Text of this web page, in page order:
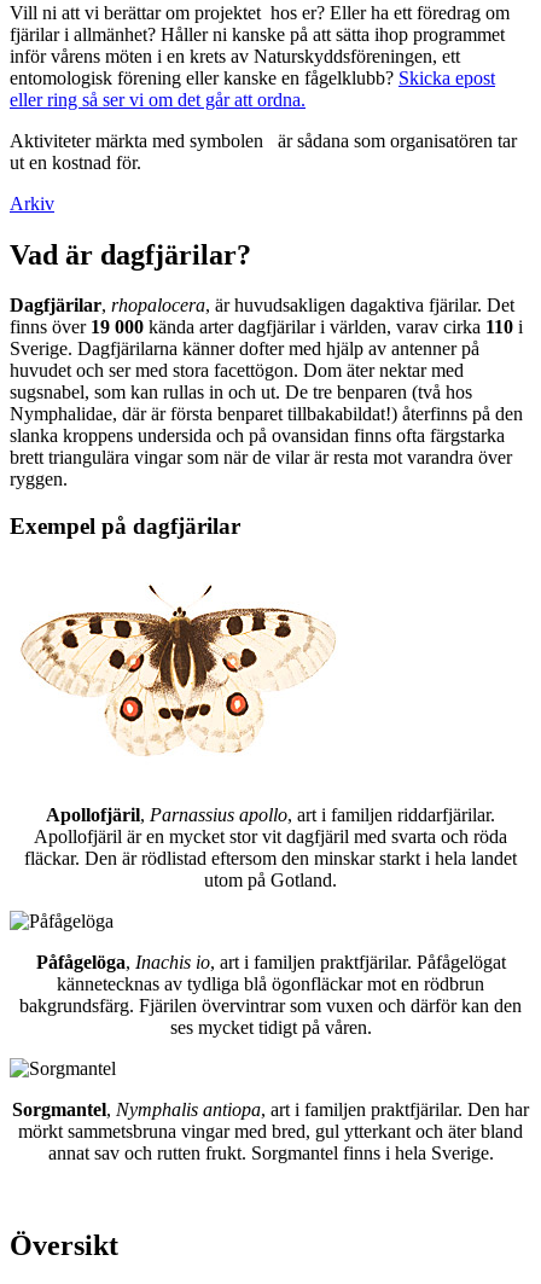
Vill ni att vi berättar om projektet hos er? Eller ha ett föredrag om
fjärilar i allmänhet? Håller ni kanske på att sätta ihop programmet
inför vårens möten i en krets av Naturskyddsföreningen, ett
entomologisk förening eller kanske en fågelklubb? Skicka epost
eller ring så ser vi om det går att ordna.
Aktiviteter märkta med symbolen
är sådana som organisatören tar
ut en kostnad för.
Arkiv
Vad är dagfjärilar?
Dagfjärilar, rhopalocera, är huvudsakligen dagaktiva fjärilar. Det
finns över 19 000 kända arter dagfjärilar i världen, varav cirka 110 i
Sverige. Dagfjärilarna känner dofter med hjälp av antenner på
huvudet och ser med stora facettögon. Dom äter nektar med
sugsnabel, som kan rullas in och ut. De tre benparen (två hos
Nymphalidae, där är första benparet tillbakabildat!) återfinns på den
slanka kroppens undersida och på ovansidan finns ofta färgstarka
brett triangulära vingar som när de vilar är resta mot varandra över
ryggen.
Exempel på dagfjärilar
Apollofjäril, Parnassius apollo, art i familjen riddarfjärilar.
Apollofjäril är en mycket stor vit dagfjäril med svarta och röda
fläckar. Den är rödlistad eftersom den minskar starkt i hela landet
utom på Gotland.
Påfågelöga, Inachis io, art i familjen praktfjärilar. Påfågelögat
kännetecknas av tydliga blå ögonfläckar mot en rödbrun
bakgrundsfärg. Fjärilen övervintrar som vuxen och därför kan den
ses mycket tidigt på våren.
Sorgmantel, Nymphalis antiopa, art i familjen praktfjärilar. Den har
mörkt sammetsbruna vingar med bred, gul ytterkant och äter bland
annat sav och rutten frukt. Sorgmantel finns i hela Sverige.
Översikt